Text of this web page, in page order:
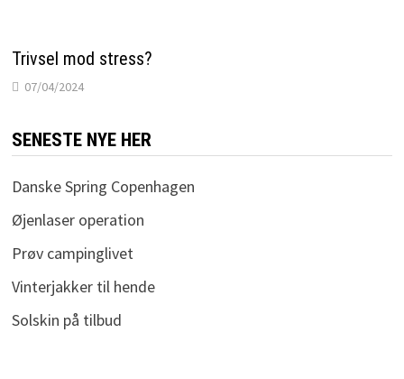
Trivsel mod stress?
07/04/2024
SENESTE NYE HER
Danske Spring Copenhagen
Øjenlaser operation
Prøv campinglivet
Vinterjakker til hende
Solskin på tilbud